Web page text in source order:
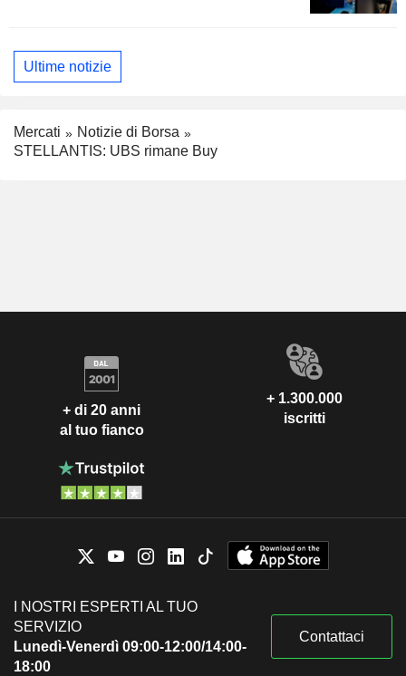
Ultime notizie
Mercati
Notizie di Borsa
STELLANTIS: UBS rimane Buy
+ di 20 anni
al tuo fianco
+ 1.300.000
iscritti
I NOSTRI ESPERTI AL TUO
SERVIZIO
Lunedì-Venerdì 09:00-12:00/14:00-
18:00
Contattaci